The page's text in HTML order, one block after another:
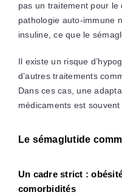
pas un traitement pour
pathologie auto-immune
insuline, ce que le
Il existe un risque
d’autres traitements
Dans ces cas, une
médicaments est souvent
Le sémaglutide
Un cadre strict :
comorbidités